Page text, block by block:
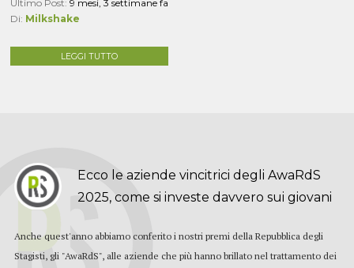
Ultimo Post:9 mesi, 3 settimane fa
Di: Milkshake
LEGGI TUTTO
Ecco le aziende vincitrici degli AwaRdS
2025, come si investe davvero sui giovani
Anche quest'anno abbiamo conferito i nostri premi della Repubblica degli
Stagisti, gli "AwaRdS", alle aziende che più hanno brillato nel trattamento dei